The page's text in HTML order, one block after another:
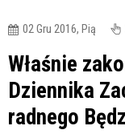
02 Gru 2016, Pią
Właśnie
Dziennika
radnego